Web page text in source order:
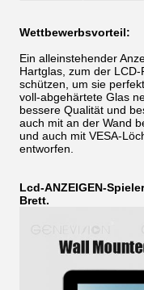
Wettbewerbsvorteil:
Ein alleinstehender
Hartglas, zum der
schützen, um sie
voll-abgehärtete Glas
bessere Qualität und
auch mit an der Wand
und auch mit VESA-
entworfen.
Lcd-ANZEIGEN-
Brett.